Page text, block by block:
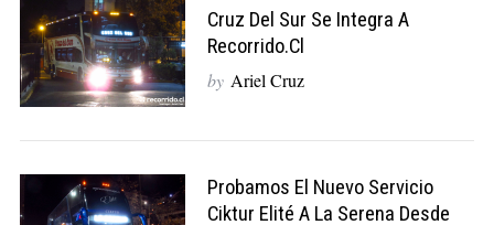
Cruz Del Sur Se Integra A
Recorrido.cl
by Ariel Cruz
Probamos El Nuevo Servicio
Ciktur Elité A La Serena Desde